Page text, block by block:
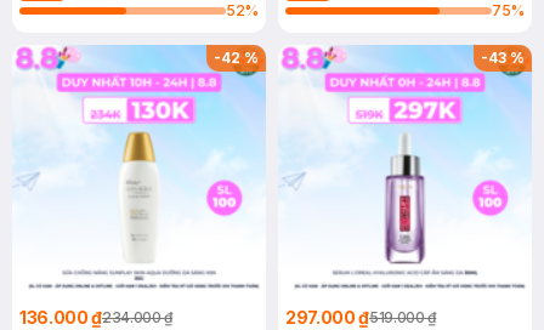
52%
75%
-42%
136.000 ₫234.000 ₫
-43%
297.000 ₫519.000 ₫